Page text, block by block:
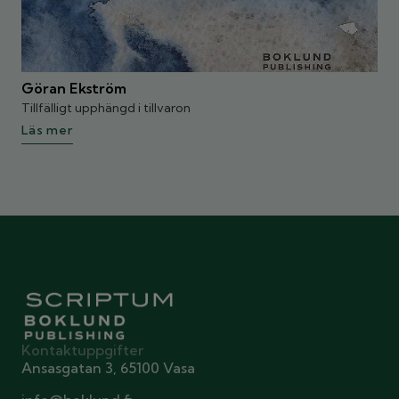
Göran Ekström
Tillfälligt upphängd i tillvaron
Läs mer
Kontaktuppgifter
Ansasgatan 3, 65100 Vasa